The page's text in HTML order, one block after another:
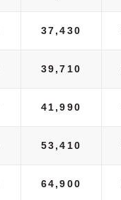
37,430
39,710
41,990
53,410
64,900